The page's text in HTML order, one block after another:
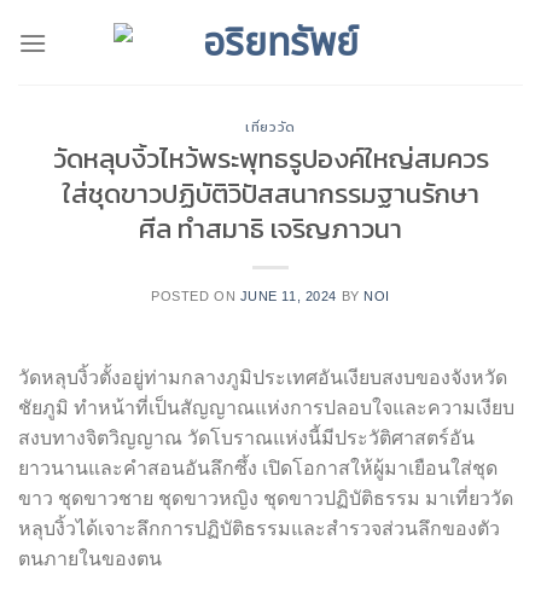
เที่ยววัด
วัดหลุบงิ้วไหว้พระพุทธรูปองค์ใหญ่สมควร
ใส่ชุดขาวปฏิบัติวิปัสสนากรรมฐานรักษา
ศีล ทำสมาธิ เจริญภาวนา
POSTED ON JUNE 11, 2024 BY NOI
วัดหลุบงิ้วตั้งอยู่ท่ามกลางภูมิประเทศอันเงียบสงบของจังหวัด
ชัยภูมิ ทำหน้าที่เป็นสัญญาณแห่งการปลอบใจและความเงียบ
สงบทางจิตวิญญาณ วัดโบราณแห่งนี้มีประวัติศาสตร์อัน
ยาวนานและคำสอนอันลึกซึ้ง เปิดโอกาสให้ผู้มาเยือนใส่ชุด
ขาว ชุดขาวชาย ชุดขาวหญิง ชุดขาวปฏิบัติธรรม มาเที่ยววัด
หลุบงิ้วได้เจาะลึกการปฏิบัติธรรมและสำรวจส่วนลึกของตัว
ตนภายในของตน